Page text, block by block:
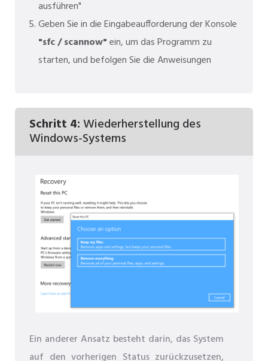
ausführen"
Geben Sie in die Eingabeaufforderung der Konsole
"sfc / scannow"ein, um das Programm zu
starten, und befolgen Sie die Anweisungen
Schritt 4:Wiederherstellung des
Windows-Systems
Ein anderer Ansatz besteht darin, das System
auf den vorherigen Status zurückzusetzen,